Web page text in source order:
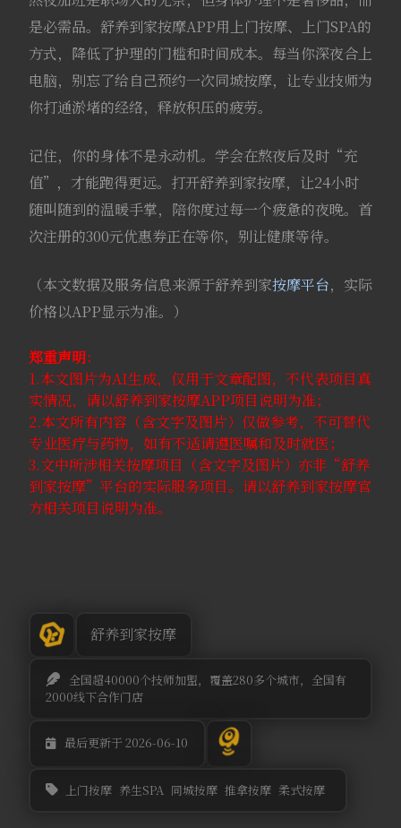
是必需品。舒养到家按摩APP用上门按摩、上门SPA的
方式，降低了护理的门槛和时间成本。每当你深夜合上
电脑，别忘了给自己预约一次同城按摩，让专业技师为
你打通淤堵的经络，释放积压的疲劳。
记住，你的身体不是永动机。学会在熬夜后及时“充
值”，才能跑得更远。打开舒养到家按摩，让24小时
随叫随到的温暖手掌，陪你度过每一个疲惫的夜晚。首
次注册的300元优惠券正在等你，别让健康等待。
（本文数据及服务信息来源于舒养到家按摩平台，实际
价格以APP显示为准。）
郑重声明：
1.本文图片为AI生成，仅用于文章配图，不代表项目真
实情况，请以舒养到家按摩APP项目说明为准；
2.本文所有内容（含文字及图片）仅做参考，不可替代
专业医疗与药物，如有不适请遵医嘱和及时就医；
3.文中所涉相关按摩项目（含文字及图片）亦非“舒养
到家按摩”平台的实际服务项目。请以舒养到家按摩官
方相关项目说明为准。
舒养到家按摩
全国超40000个技师加盟，覆盖280多个城市，全国有
2000线下合作门店
最后更新于 2026-06-10
上门按摩 养生SPA 同城按摩 推拿按摩 柔式按摩